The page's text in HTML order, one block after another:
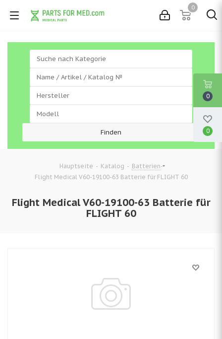
0
Hauptseite - Katalog - Batterien-
Flight Medical V60-19100-63 Batterie für FLIGHT 60
Flight Medical V60-19100-63 Batterie für
FLIGHT 60
0
0